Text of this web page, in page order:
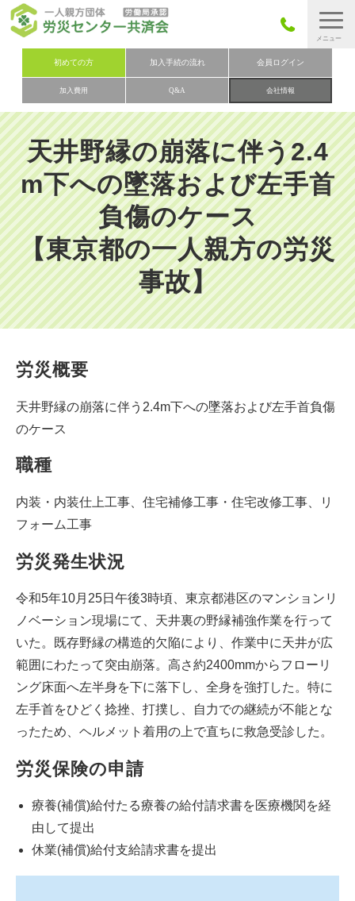
初めての方 加入手続の流れ 会員ログイン
加入費用 Q&A 会社情報
労災保険とは
労災保険の取りまとめ
労災保険加入手続きの流れ
加入費用
加入申込み
会社概要
お問い合わせ
会員メニュー
天井野縁の崩落に伴う2.4
m下への墜落および左手首
負傷のケース
【東京都の一人親方の労災
事故】
労災概要
天井野縁の崩落に伴う2.4m下への墜落および左手首負傷
のケース
職種
内装・内装仕上工事、住宅補修工事・住宅改修工事、リ
フォーム工事
労災発生状況
令和5年10月25日午後3時頃、東京都港区のマンションリ
ノベーション現場にて、天井裏の野縁補強作業を行って
いた。既存野縁の構造的欠陥により、作業中に天井が広
範囲にわたって突由崩落。高さ約2400mmからフローリ
ング床面へ左半身を下に落下し、全身を強打した。特に
左手首をひどく捻挫、打撲し、自力での継続が不能とな
ったため、ヘルメット着用の上で直ちに救急受診した。
労災保険の申請
療養(補償)給付たる療養の給付請求書を医療機関を経
由して提出
休業(補償)給付支給請求書を提出